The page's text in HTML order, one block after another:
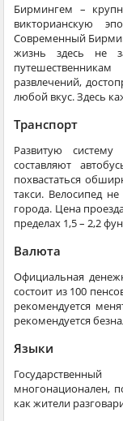
Бирмингем –
викторианскую
Современный
жизнь здесь не
развлечений,
любой вкус. Здесь
Транспорт
Развитую систему
составляют
похвастаться
такси. Велосипед
города. Цена
пределах 1,5 – 2,2
Валюта
Официальная
состоит из 100
рекомендуется
рекомендуется
Языки
многонационален,
как жители